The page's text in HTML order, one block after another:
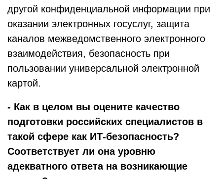
другой конфиденциальной информации при
оказании электронных госуслуг, защита
каналов межведомственного электронного
взаимодействия, безопасность при
пользовании универсальной электронной
картой.
- Как в целом вы оцените качество
подготовки российских специалистов в
такой сфере как ИТ-безопасность?
Соответствует ли она уровню
адекватного ответа на возникающие